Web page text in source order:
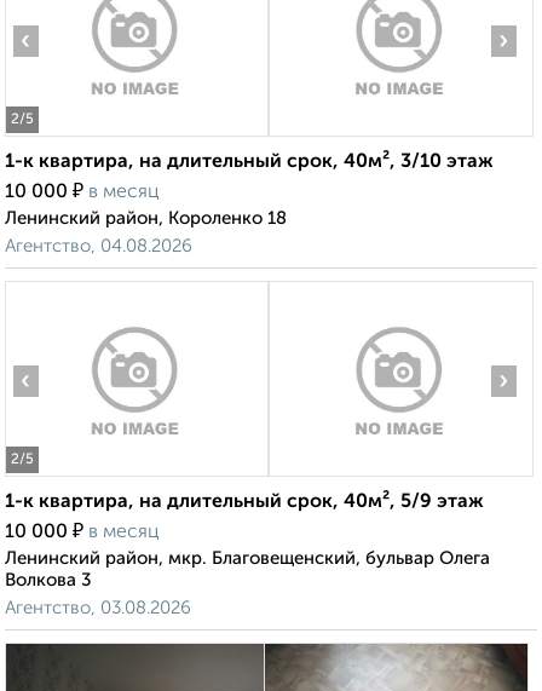
2/5
‹ ›
1-к квартира, на длительный срок, 40м², 3/10 этаж
10 000 ₽ в месяц
Ленинский район, Короленко 18
Агентство, 04.08.2026
2/5
‹ ›
1-к квартира, на длительный срок, 40м², 5/9 этаж
10 000 ₽ в месяц
Ленинский район, мкр. Благовещенский, бульвар Олега
Волкова 3
Агентство, 03.08.2026